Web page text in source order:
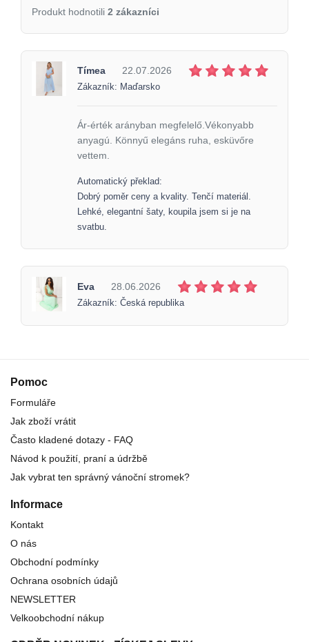
Produkt hodnotili 2 zákazníci
Tímea 22.07.2026
Zákazník: Maďarsko
Ár-érték arányban megfelelő.Vékonyabb
anyagú. Könnyű elegáns ruha, esküvőre
vettem.
Automatický překlad:
Dobrý poměr ceny a kvality. Tenčí materiál.
Lehké, elegantní šaty, koupila jsem si je na
svatbu.
Eva 28.06.2026
Zákazník: Česká republika
Pomoc
Formuláře
Jak zboží vrátit
Často kladené dotazy - FAQ
Návod k použití, praní a údržbě
Jak vybrat ten správný vánoční stromek?
Informace
Kontakt
O nás
Obchodní podmínky
Ochrana osobních údajů
NEWSLETTER
Velkoobchodní nákup